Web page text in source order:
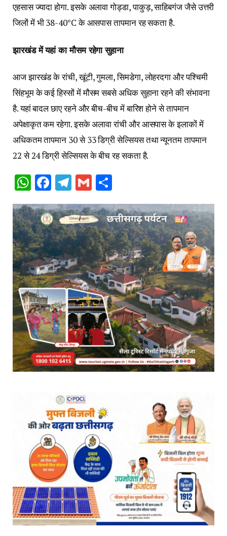
एहसास ज्यादा होगा. इसके अलावा गोड्डा, पाकुड़, साहिबगंज जैसे उत्तरी
जिलों में भी 38-40°C के आसपास तापमान रह सकता है.
झारखंड में यहां का मौसम रहेगा सुहाना
आज झारखंड के रांची, खूंटी, गुमला, सिमडेगा, लोहरदगा और पश्चिमी
सिंहभूम के कई हिस्सों में मौसम सबसे अधिक सुहाना रहने की संभावना
है. यहां बादल छाए रहने और बीच-बीच में बारिश होने से तापमान
अपेक्षाकृत कम रहेगा. इसके अलावा रांची और आसपास के इलाकों में
अधिकतम तापमान 30 से 33 डिग्री सेल्सियस तथा न्यूनतम तापमान
22 से 24 डिग्री सेल्सियस के बीच रह सकता है.
WhatsApp
Facebook
Telegram
Gmail